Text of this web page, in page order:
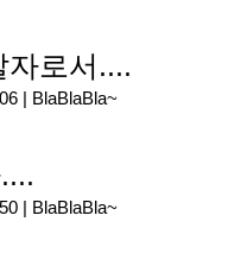
자로서....
| BlaBlaBla~
| BlaBlaBla~